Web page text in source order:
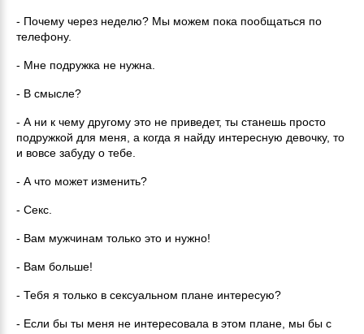
- Почему через неделю? Мы можем пока пообщаться по
телефону.
- Мне подружка не нужна.
- В смысле?
- А ни к чему другому это не приведет, ты станешь просто
подружкой для меня, а когда я найду интересную девочку, то
и вовсе забуду о тебе.
- А что может изменить?
- Секс.
- Вам мужчинам только это и нужно!
- Вам больше!
- Тебя я только в сексуальном плане интересую?
- Если бы ты меня не интересовала в этом плане, мы бы с